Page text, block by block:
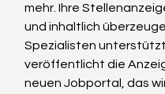
mehr. Ihre
und inhaltlich
Spezialisten unterstützt
veröffentlicht die
neuen Jobportal, das